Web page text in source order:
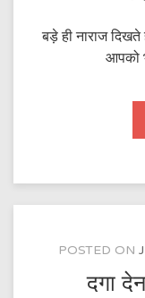
बड़े ही नाराज
आपको
POSTED ON
दगा